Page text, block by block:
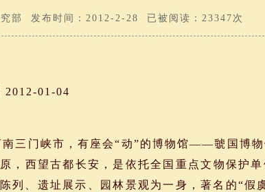
究部 发布时间：2012-2-28 已被阅读：23347次
01-04
三门峡市，有座会“动”的博物馆——虢国博物
，西望古都长安，是依托全国重点文物保护
列、遗址展示、园林景观为一身，著名的“假